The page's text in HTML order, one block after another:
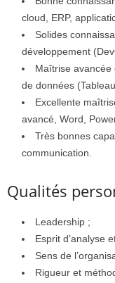
cloud, ERP,
Solides
développement
Maîtrise avancée
de données
Excellente
avancé, Word,
Très bonnes
communication.
Qualités
Leadership ;
Esprit d’analyse
Sens de
Rigueur et